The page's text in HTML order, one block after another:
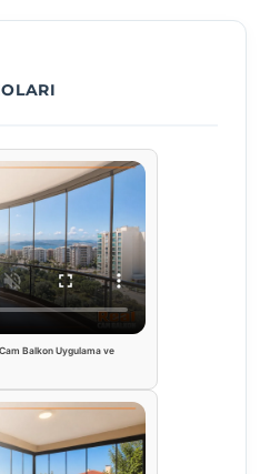
Cam Balkon Uygulama ve